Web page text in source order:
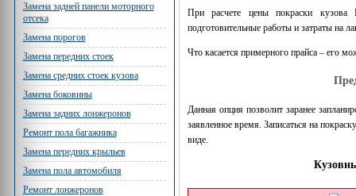
Замена задней панели моторного
отсека
Замена порогов
Замена передних стоек
Замена средних стоек кузова
Замена боковины
Замена задних лонжеронов
Ремонт пола багажника
Замена передних крыльев
Замена пола автомобиля
Ремонт лонжеронов
При расчете цены покраски кузова
подготовительные работы и затраты на
Что касается примерного прайса – его
Данная опция позволит заранее
заявленное время. Записаться на
виде.